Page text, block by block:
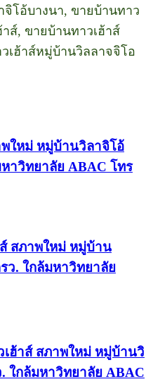
โอ้บางนา, ขายบ้านทาว
ส์, ขายบ้านทาวเฮ้าส์
วเฮ้าส์หมู่บ้านวิลลาจจิโอ
ใหม่ หมู่บ้านวิลาจิโอ้
าวิทยาลัย ABAC โทร
สภาพใหม่ หมู่บ้าน
ว. ใกล้มหาวิทยาลัย
ฮ้าส์ สภาพใหม่ หมู่บ้านวิ
ใกล้มหาวิทยาลัย ABAC